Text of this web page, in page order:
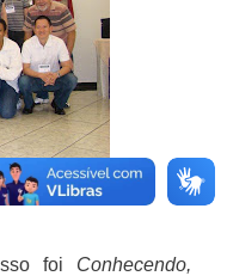
foi Conhecendo,